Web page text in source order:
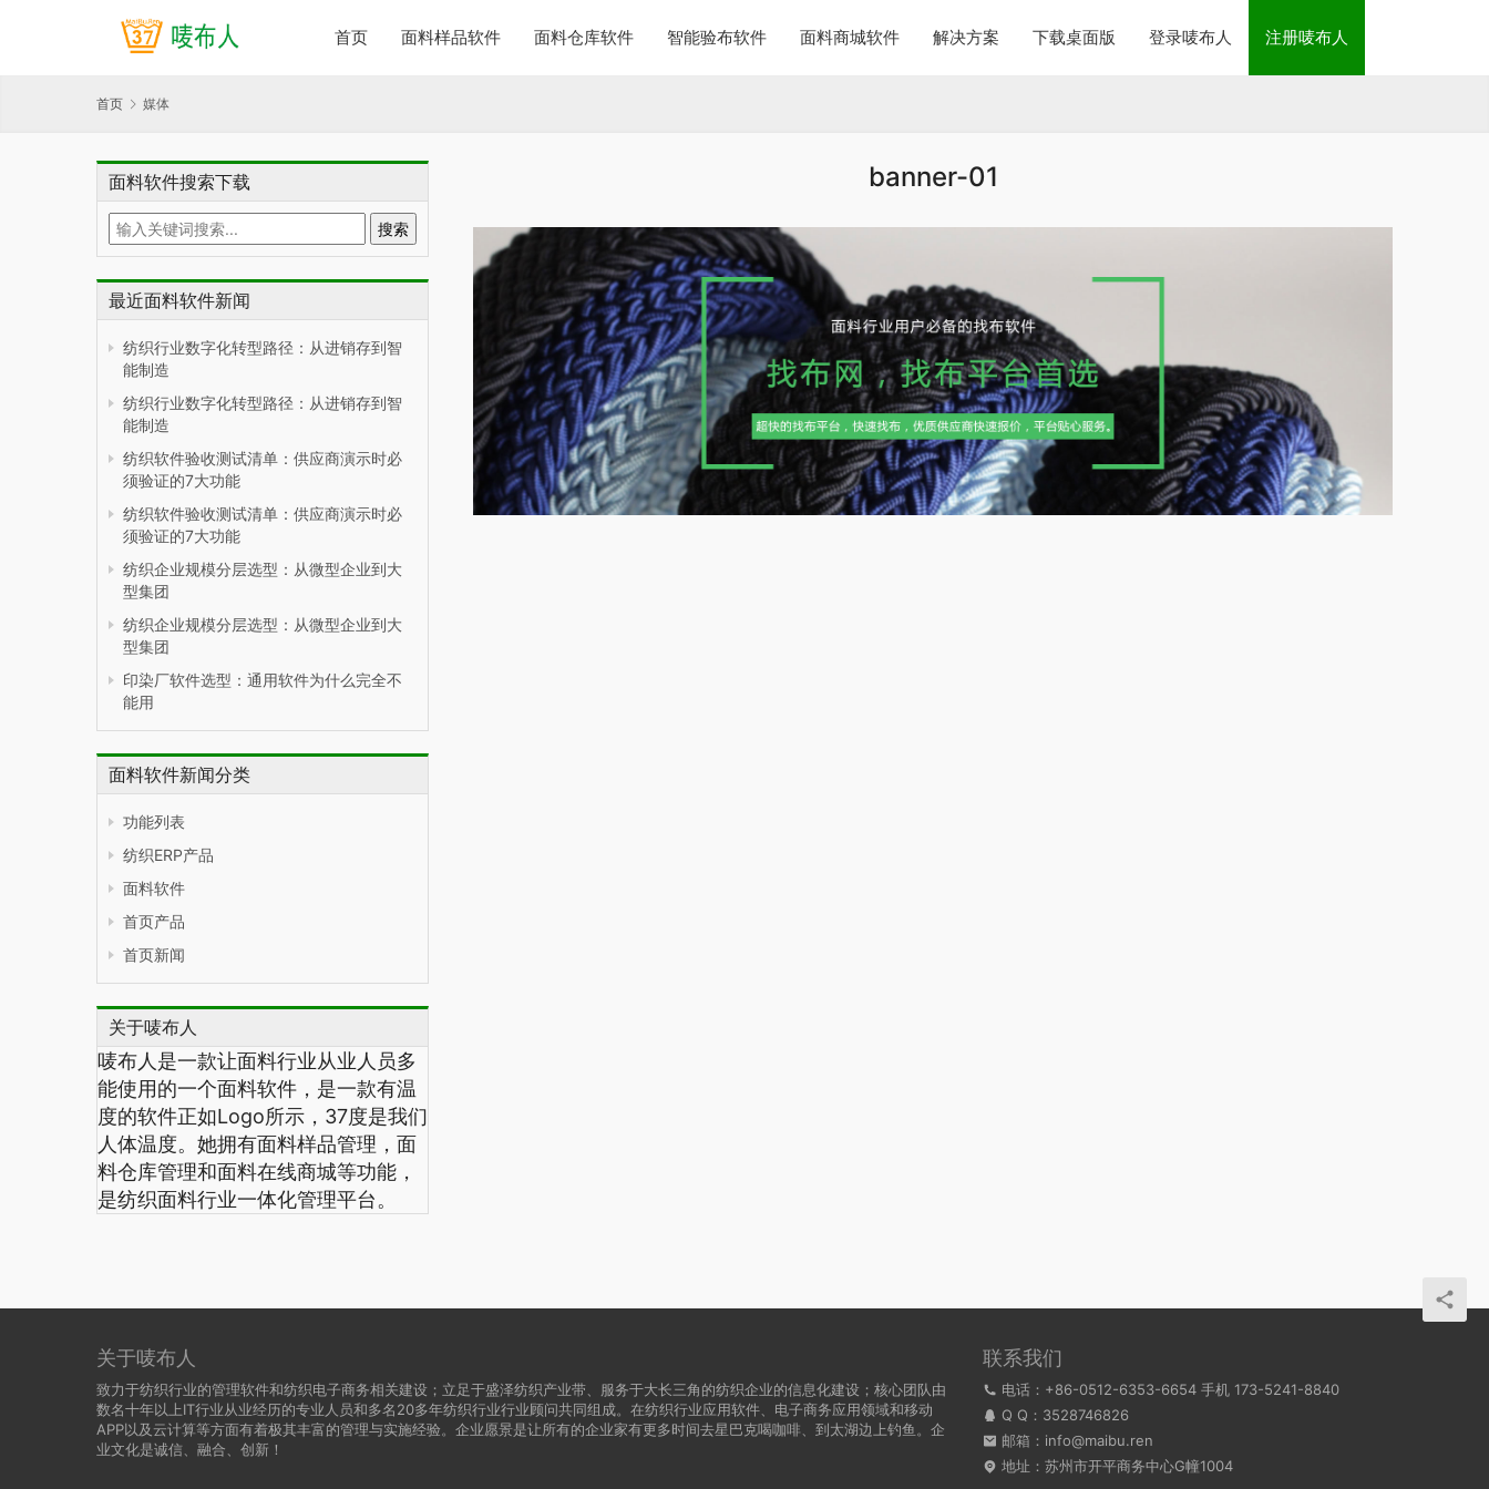
首页 面料样品软件 面料仓库软件 智能验布软件 面料商城软件 解决方案 下载桌面版 登录唛布人 注册唛布人
首页 媒体
面料软件搜索下载
最近面料软件新闻
纺织行业数字化转型路径：从进销存到智
能制造
纺织行业数字化转型路径：从进销存到智
能制造
纺织软件验收测试清单：供应商演示时必
须验证的7大功能
纺织软件验收测试清单：供应商演示时必
须验证的7大功能
纺织企业规模分层选型：从微型企业到大
型集团
纺织企业规模分层选型：从微型企业到大
型集团
印染厂软件选型：通用软件为什么完全不
能用
面料软件新闻分类
功能列表
纺织ERP产品
面料软件
首页产品
首页新闻
关于唛布人
唛布人是一款让面料行业从业人员多
能使用的一个面料软件，是一款有温
度的软件正如Logo所示， 37度是我们
人体温度。她拥有面料样品管理，面
料仓库管理和面料在线商城等功能，
是纺织面料行业一体化管理平台。
banner-01
关于唛布人
致力于纺织行业的管理软件和纺织电子商务相关建设；立足于盛泽纺织产业带、服务于大长三角的纺织企业的信息化建设；核心团队由
数名十年以上IT行业从业经历的专业人员和多名20多年纺织行业行业顾问共同组成。在纺织行业应用软件、电子商务应用领域和移动
APP以及云计算等方面有着极其丰富的管理与实施经验。企业愿景是让所有的企业家有更多时间去星巴克喝咖啡、到太湖边上钓鱼。企
业文化是诚信、融合、创新！
联系我们
电话：+86-0512-6353-6654 手机 173-5241-8840
Q Q： 3528746826
邮箱：info@maibu.ren
地址：苏州市开平商务中心G幢1004